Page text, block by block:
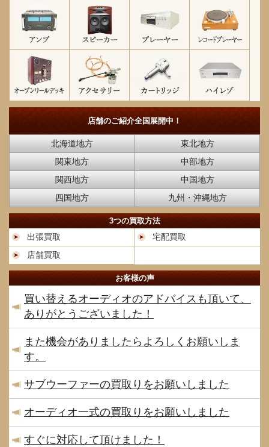
店舗のご紹介全国展開中！
北海道地方
東北地方
関東地方
中部地方
関西地方
中国地方
四国地方
九州・沖縄地方
3つの買取方法
出張買取
宅配買取
店舗買取
お客様の声
買い替えるオーディオのアドバイスも頂いて、
ありがとうございました！
また機会がありましたらよろしくお願いしま
す。
サブウーファーの買取りをお願いしました
オーディオ一式の買取りをお願いしました
すぐに対応して頂けました！